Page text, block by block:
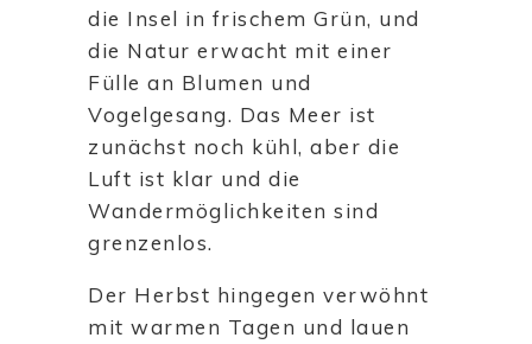
die Insel in frischem Grün, und
die Natur erwacht mit einer
Fülle an Blumen und
Vogelgesang. Das Meer ist
zunächst noch kühl, aber die
Luft ist klar und die
Wandermöglichkeiten sind
grenzenlos.
Der Herbst hingegen verwöhnt
mit warmen Tagen und lauen